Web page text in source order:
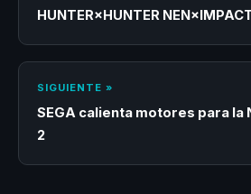
HUNTER×HUNTER
SIGUIENTE »
SEGA calienta motores para la
2